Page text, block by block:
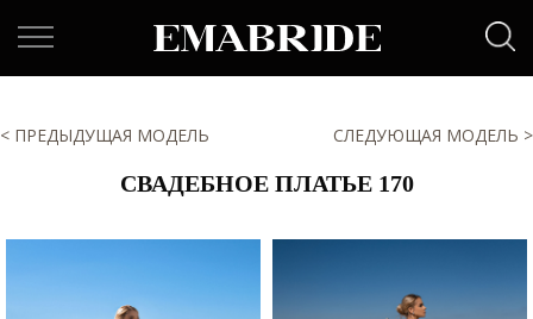
< ПРЕДЫДУЩАЯ МОДЕЛЬ СЛЕДУЮЩАЯ МОДЕЛЬ >
СВАДЕБНОЕ ПЛАТЬЕ 170